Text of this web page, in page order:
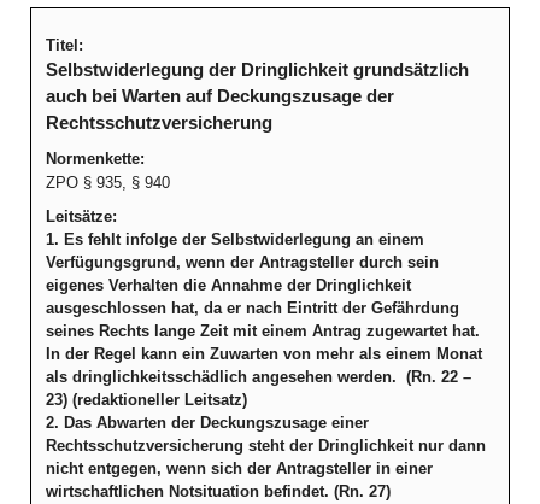
Titel:
Selbstwiderlegung der Dringlichkeit grundsätzlich
auch bei Warten auf Deckungszusage der
Rechtsschutzversicherung
Normenkette:
ZPO § 935, § 940
Leitsätze:
1. Es fehlt infolge der Selbstwiderlegung an einem
Verfügungsgrund, wenn der Antragsteller durch sein
eigenes Verhalten die Annahme der Dringlichkeit
ausgeschlossen hat, da er nach Eintritt der Gefährdung
seines Rechts lange Zeit mit einem Antrag zugewartet hat.
In der Regel kann ein Zuwarten von mehr als einem Monat
als dringlichkeitsschädlich angesehen werden. (Rn. 22 –
23) (redaktioneller Leitsatz)
2. Das Abwarten der Deckungszusage einer
Rechtsschutzversicherung steht der Dringlichkeit nur dann
nicht entgegen, wenn sich der Antragsteller in einer
wirtschaftlichen Notsituation befindet. (Rn. 27)